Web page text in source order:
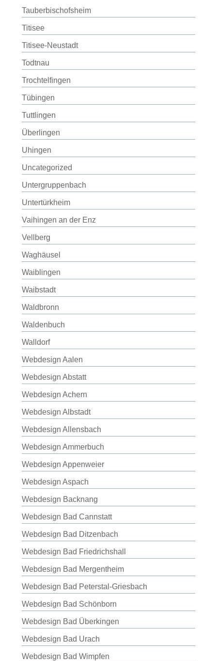
Tauberbischofsheim
Titisee
Titisee-Neustadt
Todtnau
Trochtelfingen
Tübingen
Tuttlingen
Überlingen
Uhingen
Uncategorized
Untergruppenbach
Untertürkheim
Vaihingen an der Enz
Vellberg
Waghäusel
Waiblingen
Waibstadt
Waldbronn
Waldenbuch
Walldorf
Webdesign Aalen
Webdesign Abstatt
Webdesign Achern
Webdesign Albstadt
Webdesign Allensbach
Webdesign Ammerbuch
Webdesign Appenweier
Webdesign Aspach
Webdesign Backnang
Webdesign Bad Cannstatt
Webdesign Bad Ditzenbach
Webdesign Bad Friedrichshall
Webdesign Bad Mergentheim
Webdesign Bad Peterstal-Griesbach
Webdesign Bad Schönborn
Webdesign Bad Überkingen
Webdesign Bad Urach
Webdesign Bad Wimpfen